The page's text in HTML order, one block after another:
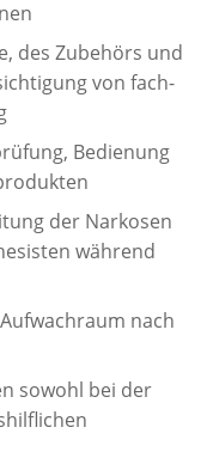
des Zubehörs und
von fach-
Bedienung
der Narkosen
während
nach
sowohl bei der